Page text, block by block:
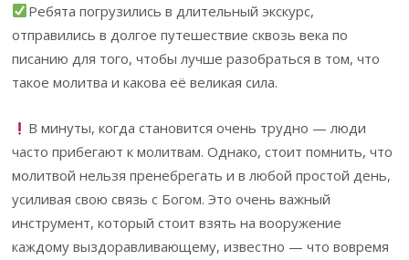
Ребята погрузились в длительный экскурс,
отправились в долгое путешествие сквозь века по
писанию для того, чтобы лучше разобраться в том, что
такое молитва и какова её великая сила.
В минуты, когда становится очень трудно — люди
часто прибегают к молитвам. Однако, стоит помнить, что
молитвой нельзя пренебрегать и в любой простой день,
усиливая свою связь с Богом. Это очень важный
инструмент, который стоит взять на вооружение
каждому выздоравливающему, известно — что вовремя